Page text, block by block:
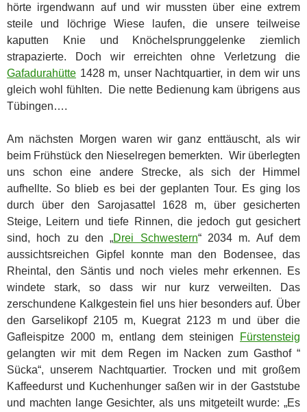
hörte irgendwann auf und wir mussten über eine extrem
steile und löchrige Wiese laufen, die unsere teilweise
kaputten Knie und Knöchelsprunggelenke ziemlich
strapazierte. Doch wir erreichten ohne Verletzung die
Gafadurahütte 1428 m, unser Nachtquartier, in dem wir uns
gleich wohl fühlten. Die nette Bedienung kam übrigens aus
Tübingen….
Am nächsten Morgen waren wir ganz enttäuscht, als wir
beim Frühstück den Nieselregen bemerkten. Wir überlegten
uns schon eine andere Strecke, als sich der Himmel
aufhellte. So blieb es bei der geplanten Tour. Es ging los
durch über den Sarojasattel 1628 m, über gesicherten
Steige, Leitern und tiefe Rinnen, die jedoch gut gesichert
sind, hoch zu den „Drei Schwestern“ 2034 m. Auf dem
aussichtsreichen Gipfel konnte man den Bodensee, das
Rheintal, den Säntis und noch vieles mehr erkennen. Es
windete stark, so dass wir nur kurz verweilten. Das
zerschundene Kalkgestein fiel uns hier besonders auf. Über
den Garselikopf 2105 m, Kuegrat 2123 m und über die
Gafleispitze 2000 m, entlang dem steinigen
Fürstensteig
gelangten wir mit dem Regen im Nacken zum Gasthof “
Sücka“, unserem Nachtquartier. Trocken und mit großem
Kaffeedurst und Kuchenhunger saßen wir in der Gaststube
und machten lange Gesichter, als uns mitgeteilt wurde: „Es